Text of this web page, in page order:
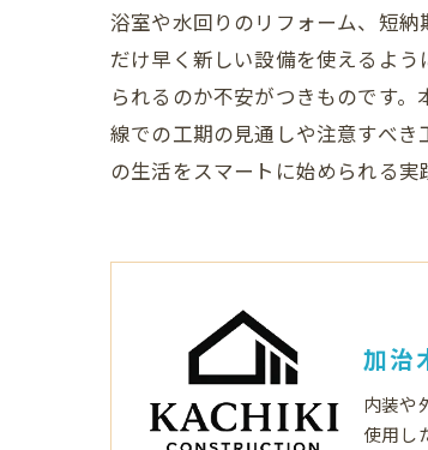
浴室や水回りのリフォーム、短
だけ早く新しい設備を使えるよ
られるのか不安がつきものです
線での工期の見通しや注意すべ
の生活をスマートに始められる実
加治
内装や
使用し